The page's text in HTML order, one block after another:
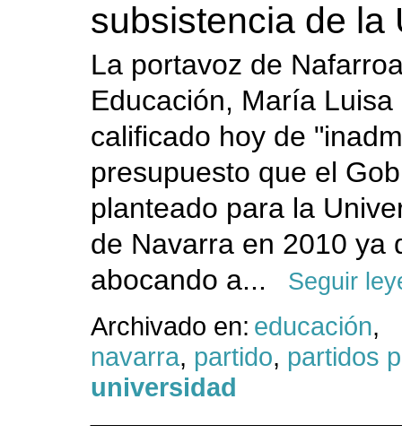
subsistencia de la
La portavoz de
Educación, María
calificado hoy de
presupuesto que el
planteado para la
de Navarra en 2010 ya
abocando a...
Seguir
Archivado en: educación,
navarra, partido, partidos
universidad